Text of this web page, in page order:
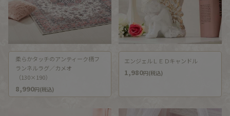
柔らかタッチのアンティーク柄フ
ランネルラグ／カメオ
（130×190）
8,990円(税込)
エンジェルＬＥＤキャンドル
1,980円(税込)